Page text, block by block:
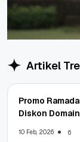
Artikel
Promo
Diskon
10 Feb, 2026 6